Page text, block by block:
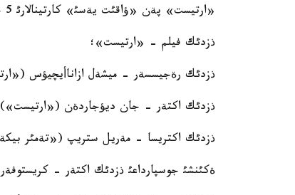
«ارتيست» پةن «ؤاقئت يةسئ» كارتينالارئ 5 جذلدةگة ية بولدئ. جةثئمپازداردئث تولئق ءتئزئمئ كةلةسئدةي:
ذزدئك فيلم - «ارتيست»؛
ذزدئك رةجيسسةر - ميشةل ازاناأيچيؤس
ذزدئك اكتةر - جان ديؤجاردةن
ذزدئك اكتريسا - مةريل ستريپ («تةمئر
ةكئنشئ جوسپارداعئ ذزدئك اكتةر - كريستوفةر